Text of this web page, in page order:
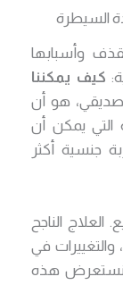
السيطرة
وأسبابها
كيف يمكننا
صديقي، هو أن
التي يمكن أن
جنسية أكثر
الناجح
والتغييرات في
نستعرض هذه